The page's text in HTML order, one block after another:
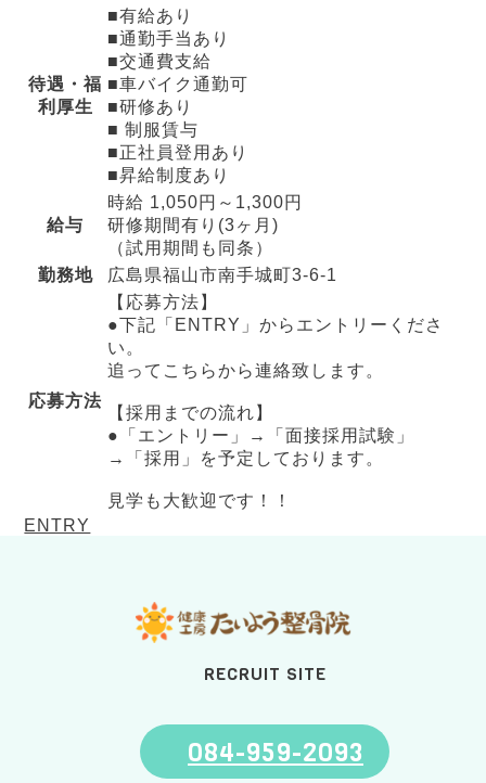
待遇・福
利厚生
■有給あり
■通勤手当あり
■交通費支給
■車バイク通勤可
■研修あり
■ 制服賃与
■正社員登用あり
■昇給制度あり
給与
時給 1,050円～1,300円
研修期間有り(3ヶ月)
（試用期間も同条）
勤務地
広島県福山市南手城町3-6-1
応募方法
【応募方法】
●下記「ENTRY」からエントリーくださ
い。
追ってこちらから連絡致します。
【採用までの流れ】
●「エントリー」→「面接採用試験」
→「採用」を予定しております。
見学も大歓迎です！！
ENTRY
RECRUIT SITE
084-959-2093